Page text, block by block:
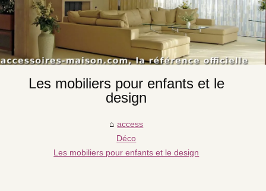
Les mobiliers pour enfants et le
design
access
Déco
Les mobiliers pour enfants et le design